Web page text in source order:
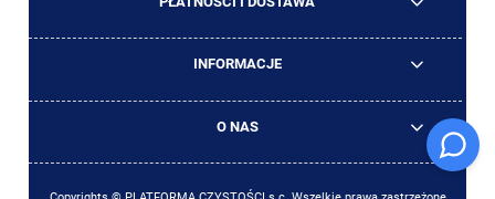
INFORMACJE
O NAS